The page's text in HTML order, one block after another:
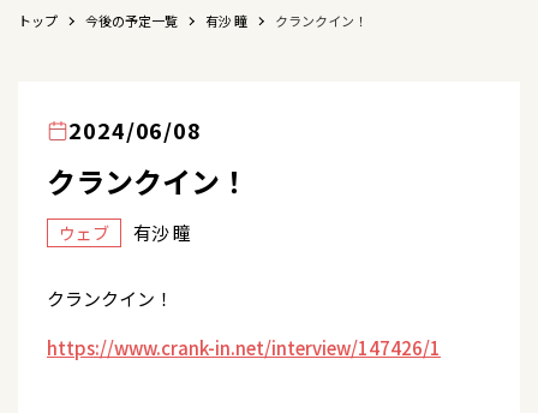
トップ 今後の予定一覧 有沙 瞳 クランクイン！
2024/06/08
クランクイン！
ウェブ 有沙 瞳
クランクイン！
https://www.crank-in.net/interview/147426/1